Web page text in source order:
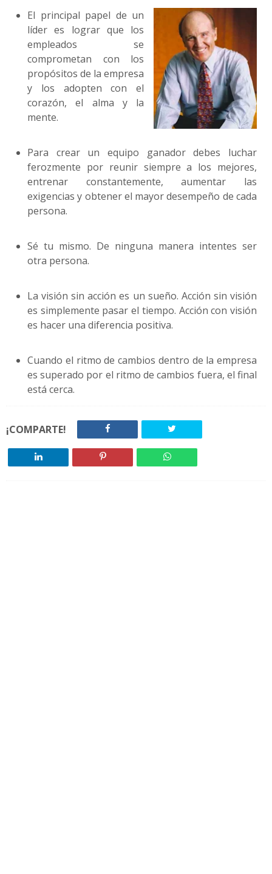
El principal papel de un
líder es lograr que los
empleados se
comprometan con los
propósitos de la empresa
y los adopten con el
corazón, el alma y la
mente.
Para crear un equipo ganador debes luchar
ferozmente por reunir siempre a los mejores,
entrenar constantemente, aumentar las
exigencias y obtener el mayor desempeño de cada
persona.
Sé tu mismo. De ninguna manera intentes ser
otra persona.
La visión sin acción es un sueño. Acción sin visión
es simplemente pasar el tiempo. Acción con visión
es hacer una diferencia positiva.
Cuando el ritmo de cambios dentro de la empresa
es superado por el ritmo de cambios fuera, el final
está cerca.
¡COMPARTE!